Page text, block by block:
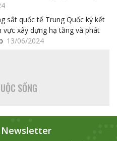
sắt quốc tế Trung Quốc ký kết
xây dựng hạ tầng và phát
13/06/2024
SỐNG
Newsletter